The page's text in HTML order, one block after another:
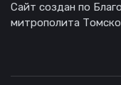
Сайт создан по
митрополита